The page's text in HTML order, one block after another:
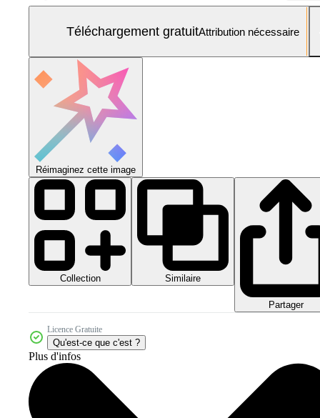
Téléchargement gratuitAttribution nécessaire
Réimaginez cette image
Collection Similaire
Partager
Licence Gratuite
Qu'est-ce que c'est ?
Plus d'infos